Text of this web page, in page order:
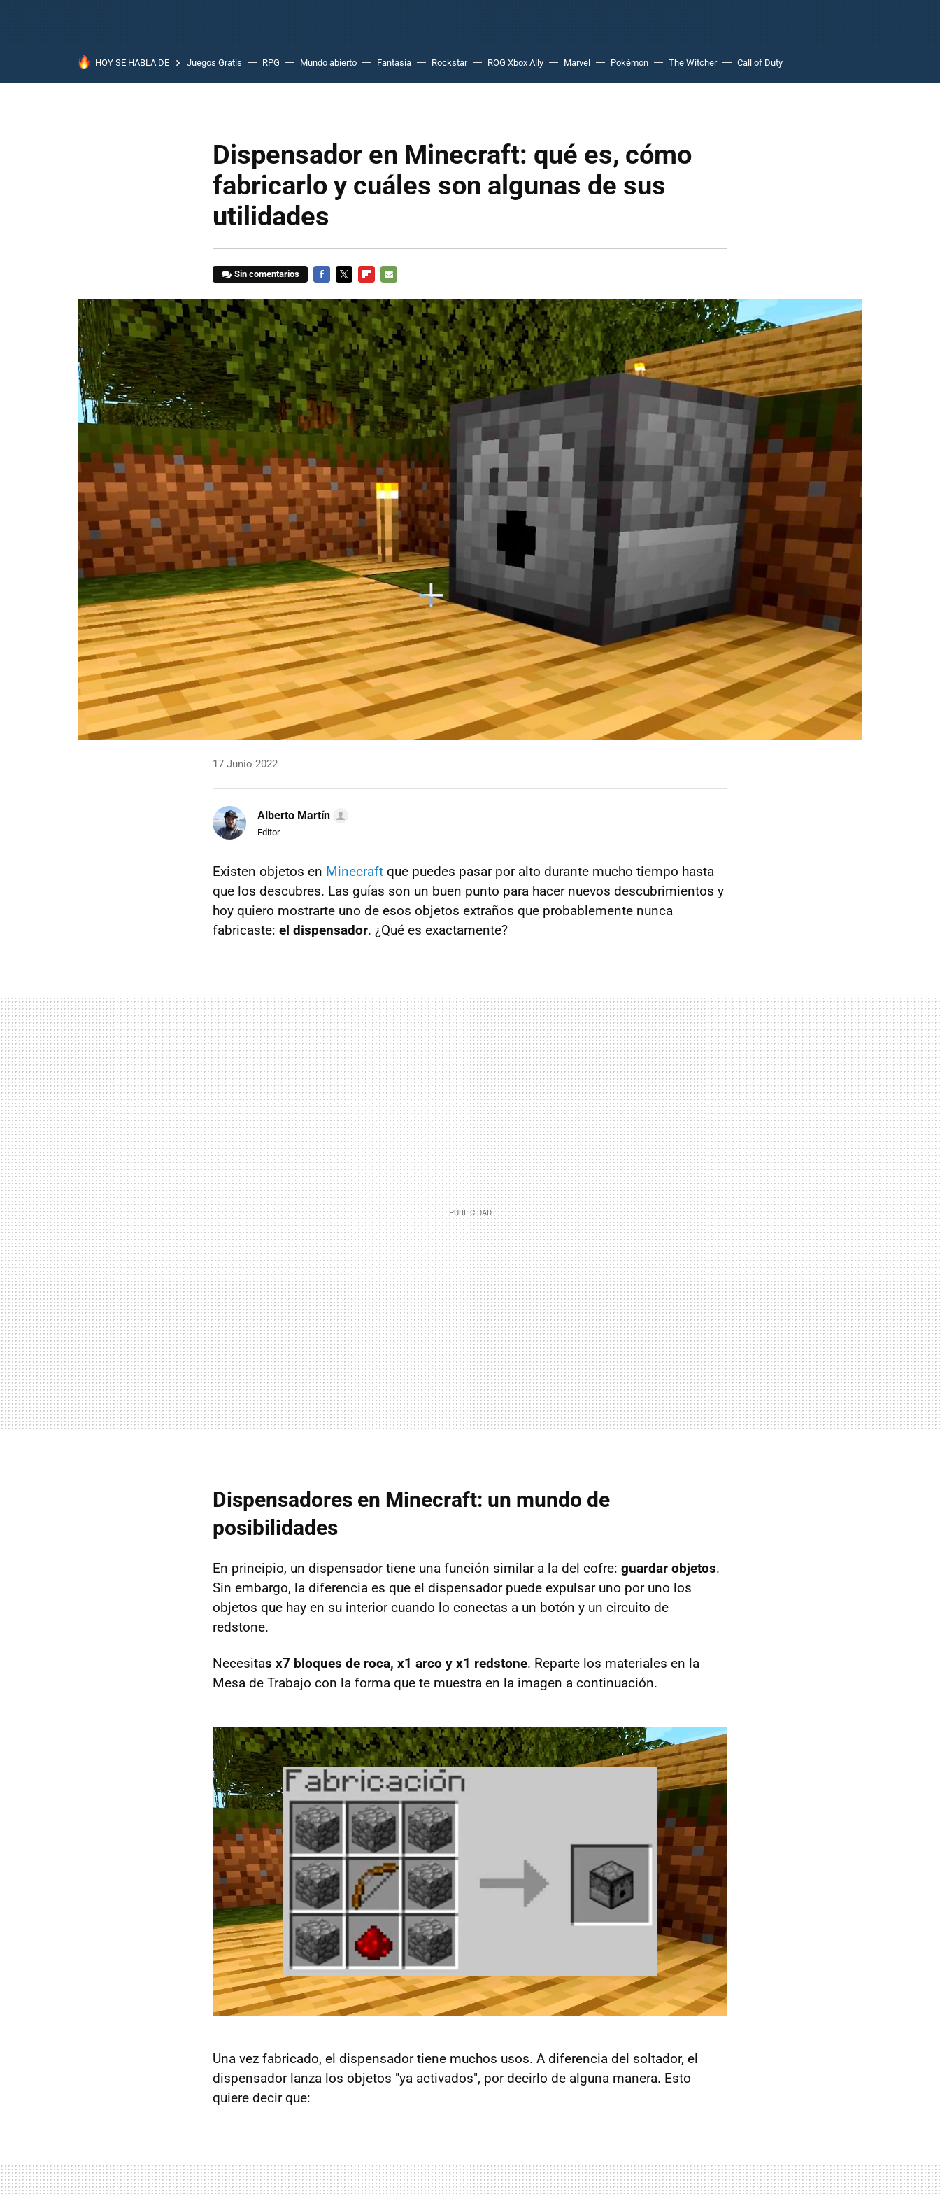
HOY SE HABLA DE Juegos Gratis RPG Mundo abierto Fantasía Rockstar ROG Xbox Ally Marvel Pokémon The Witcher Call of Duty
Dispensador en Minecraft: qué es, cómo
fabricarlo y cuáles son algunas de sus
utilidades
Sin comentarios
MAIL
17 Junio 2022
Alberto Martín
Editor
Existen objetos en Minecraft que puedes pasar por alto durante mucho tiempo hasta
que los descubres. Las guías son un buen punto para hacer nuevos descubrimientos y
hoy quiero mostrarte uno de esos objetos extraños que probablemente nunca
fabricaste: el dispensador. ¿Qué es exactamente?
Dispensadores en Minecraft: un mundo de
posibilidades
En principio, un dispensador tiene una función similar a la del cofre: guardar objetos.
Sin embargo, la diferencia es que el dispensador puede expulsar uno por uno los
objetos que hay en su interior cuando lo conectas a un botón y un circuito de
redstone.
Necesitas x7 bloques de roca, x1 arco y x1 redstone. Reparte los materiales en la
Mesa de Trabajo con la forma que te muestra en la imagen a continuación.
Una vez fabricado, el dispensador tiene muchos usos. A diferencia del soltador, el
dispensador lanza los objetos "ya activados", por decirlo de alguna manera. Esto
quiere decir que: